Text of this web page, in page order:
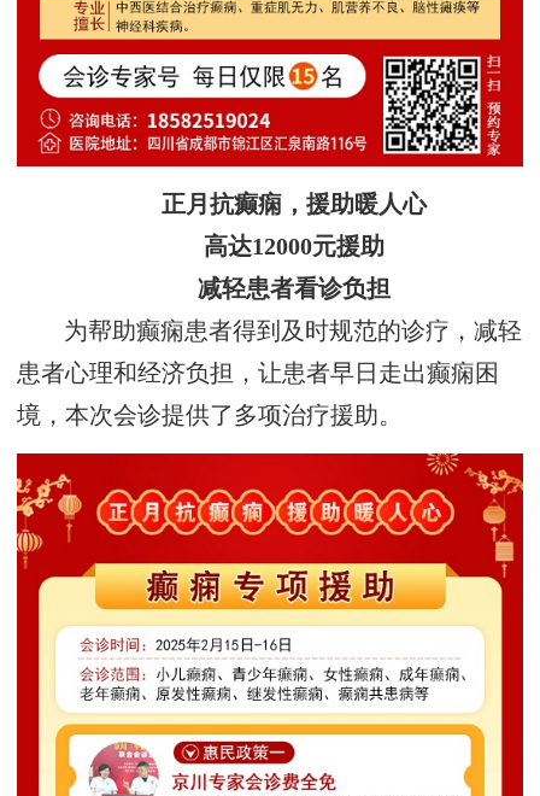
正月抗癫痫，援助暖人心
高达12000元援助
减轻患者看诊负担
为帮助癫痫患者得到及时规范的诊疗，减轻
患者心理和经济负担，让患者早日走出癫痫困
境，本次会诊提供了多项治疗援助。